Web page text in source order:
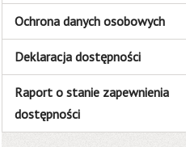
Ochrona danych osobowych
Deklaracja dostępności
Raport o stanie zapewnienia
dostępności